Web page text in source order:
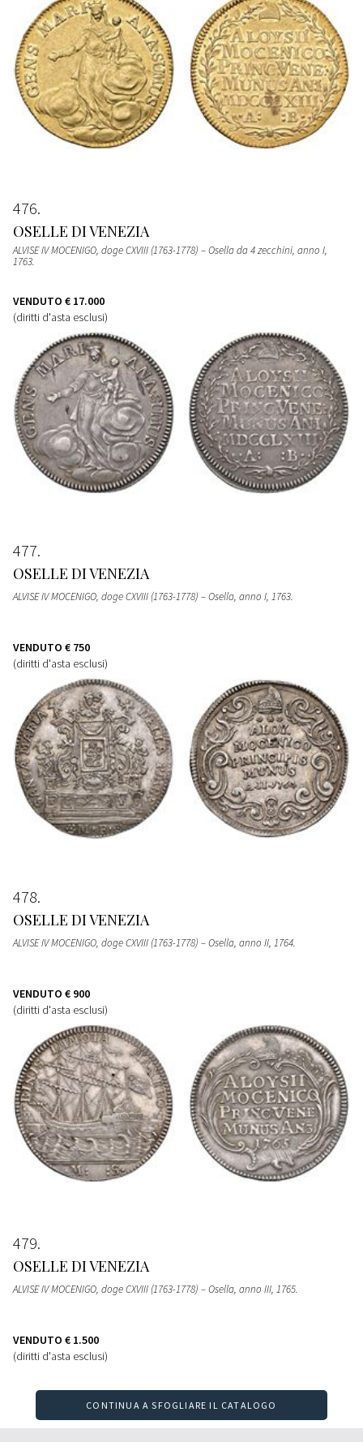
476
OSELLE DI VENEZIA
ALVISE IV MOCENIGO, doge CXVIII (1763-1778) – Osella da 4 zecchini, anno I,
1763.
VENDUTO € 17.000
(diritti d'asta esclusi)
477
OSELLE DI VENEZIA
ALVISE IV MOCENIGO, doge CXVIII (1763-1778) – Osella, anno I, 1763.
VENDUTO € 750
(diritti d'asta esclusi)
478
OSELLE DI VENEZIA
ALVISE IV MOCENIGO, doge CXVIII (1763-1778) – Osella, anno II, 1764.
VENDUTO € 900
(diritti d'asta esclusi)
479
OSELLE DI VENEZIA
ALVISE IV MOCENIGO, doge CXVIII (1763-1778) – Osella, anno III, 1765.
VENDUTO € 1.500
(diritti d'asta esclusi)
CONTINUA A SFOGLIARE IL CATALOGO